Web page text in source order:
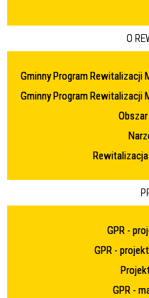
O
Gminny Program Rewitalizacji
Gminny Program Rewitalizacji
GPR -
GPR -
GPR -